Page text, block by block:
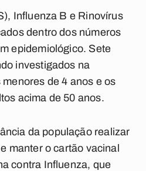
Influenza B e Rinovírus
dentro dos números
epidemiológico. Sete
investigados na
de 4 anos e os
acima de 50 anos.
da população realizar
manter o cartão vacinal
contra Influenza, que